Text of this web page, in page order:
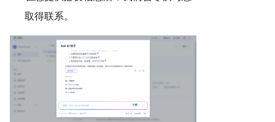
取得联系。